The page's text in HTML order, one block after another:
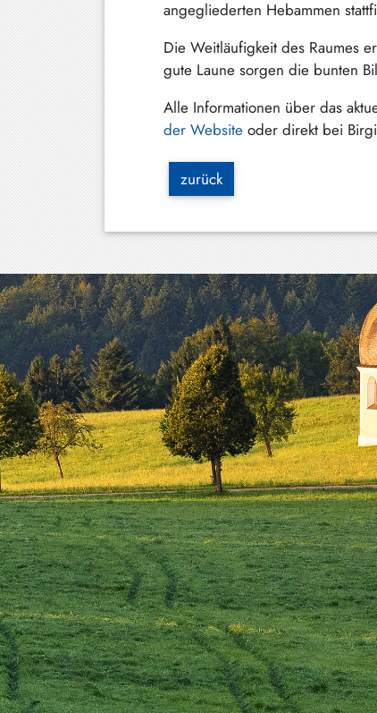
angegliederten Hebammen
Die Weitläufigkeit des Raumes
gute Laune sorgen die bunten
Alle Informationen über das
der Website oder direkt bei
zurück
Warngau
/
Wall
Weyarn